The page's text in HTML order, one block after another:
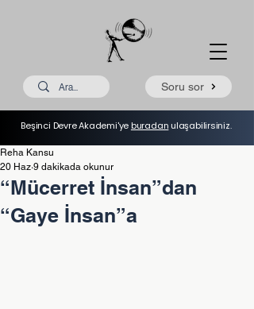
Soru sor
Beşinci Devre Akademi'ye buradan ulaşabilirsiniz.
“Mücerret İnsan”dan
“Gaye İnsan”a
Reha Kansu
20 Haz 9 dakikada okunur